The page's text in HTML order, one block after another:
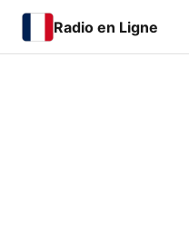
Radio en Ligne